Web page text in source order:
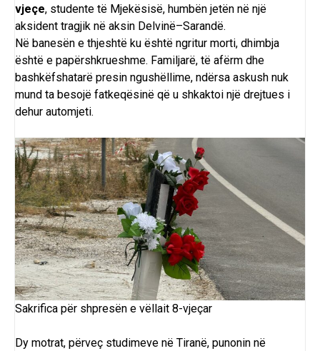
vjeçe, studente të Mjekësisë, humbën jetën në një
aksident tragjik në aksin Delvinë–Sarandë.
Në banesën e thjeshtë ku është ngritur morti, dhimbja
është e papërshkrueshme. Familjarë, të afërm dhe
bashkëfshatarë presin ngushëllime, ndërsa askush nuk
mund ta besojë fatkeqësinë që u shkaktoi një drejtues i
dehur automjeti.
Sakrifica për shpresën e vëllait 8-vjeçar
Dy motrat, përveç studimeve në Tiranë, punonin në